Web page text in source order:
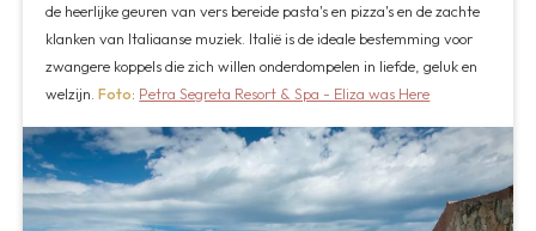
de heerlijke geuren van vers bereide pasta's en pizza's en de zachte
klanken van Italiaanse muziek. Italië is de ideale bestemming voor
zwangere koppels die zich willen onderdompelen in liefde, geluk en
welzijn.Foto: Petra Segreta Resort & Spa - Eliza was Here